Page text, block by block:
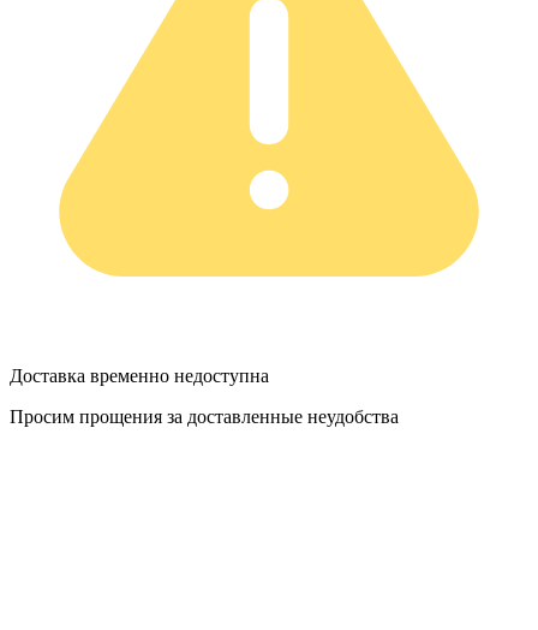
Доставка временно недоступна
Просим прощения за доставленные неудобства